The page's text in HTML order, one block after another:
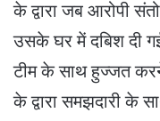
के द्वारा जब आरोपी
उसके घर में दबिश दी
टीम के साथ हुज्जत
के द्वारा समझदारी के